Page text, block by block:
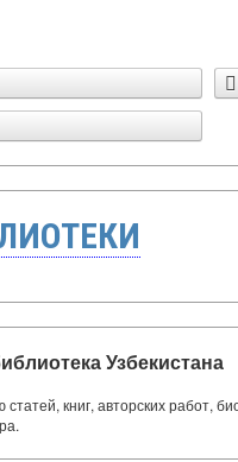
Узбекистана
книг, авторских работ,